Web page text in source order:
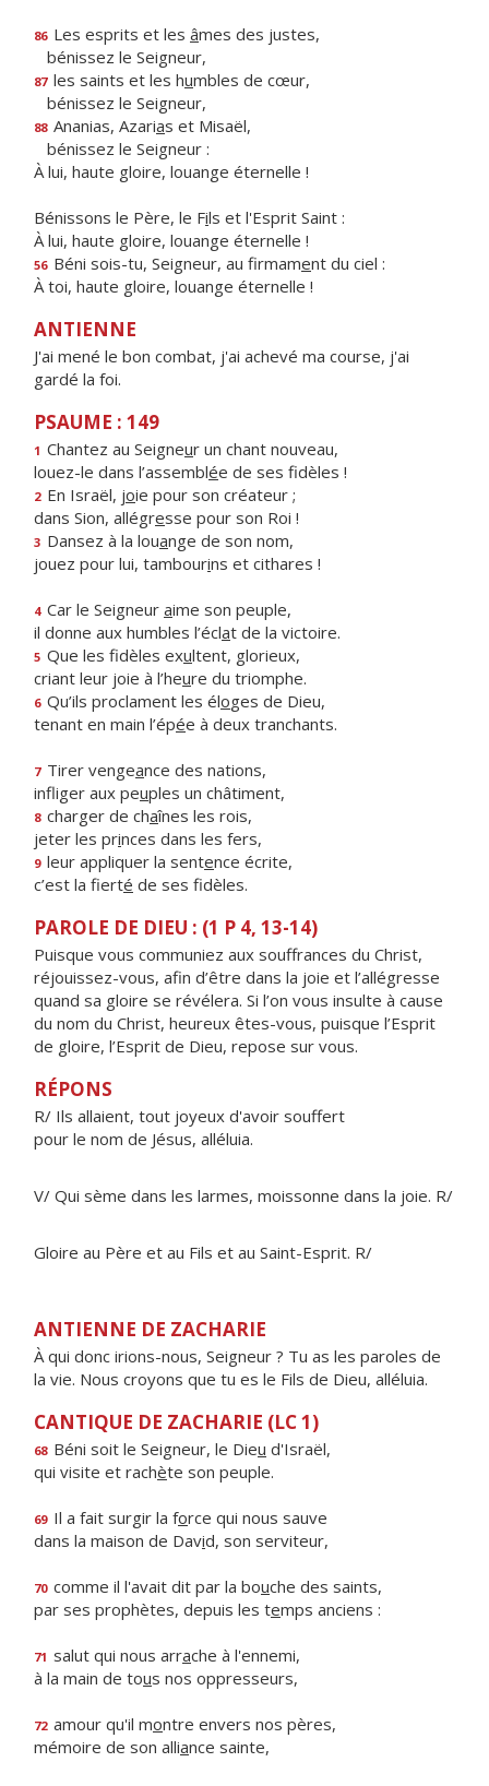
86 Les esprits et les âmes des justes,
bénissez le Seigneur,
87 les saints et les humbles de cœur,
bénissez le Seigneur,
88 Ananias, Azarias et Misaël,
bénissez le Seigneur :
À lui, haute gloire, louange éternelle !
Bénissons le Père, le Fils et l'Esprit Saint :
À lui, haute gloire, louange éternelle !
56 Béni sois-tu, Seigneur, au firmament du ciel :
À toi, haute gloire, louange éternelle !
ANTIENNE
J'ai mené le bon combat, j'ai achevé ma course, j'ai
gardé la foi.
PSAUME : 149
1 Chantez au Seigneur un chant nouveau,
louez-le dans l’assemblée de ses fidèles !
2 En Israël, joie pour son créateur ;
dans Sion, allégresse pour son Roi !
3 Dansez à la louange de son nom,
jouez pour lui, tambourins et cithares !
4 Car le Seigneur aime son peuple,
il donne aux humbles l’éclat de la victoire.
5 Que les fidèles exultent, glorieux,
criant leur joie à l’heure du triomphe.
6 Qu’ils proclament les éloges de Dieu,
tenant en main l’épée à deux tranchants.
7 Tirer vengeance des nations,
infliger aux peuples un châtiment,
8 charger de chaînes les rois,
jeter les princes dans les fers,
9 leur appliquer la sentence écrite,
c’est la fierté de ses fidèles.
PAROLE DE DIEU : (1 P 4, 13-14)
Puisque vous communiez aux souffrances du Christ,
réjouissez-vous, afin d’être dans la joie et l’allégresse
quand sa gloire se révélera. Si l’on vous insulte à cause
du nom du Christ, heureux êtes-vous, puisque l’Esprit
de gloire, l’Esprit de Dieu, repose sur vous.
RÉPONS
R/ Ils allaient, tout joyeux d'avoir souffert
pour le nom de Jésus, alléluia.
V/ Qui sème dans les larmes, moissonne dans la joie. R/
Gloire au Père et au Fils et au Saint-Esprit. R/
ANTIENNE DE ZACHARIE
À qui donc irions-nous, Seigneur ? Tu as les paroles de
la vie. Nous croyons que tu es le Fils de Dieu, alléluia.
CANTIQUE DE ZACHARIE (LC 1)
68 Béni soit le Seigneur, le Dieu d'Israël,
qui visite et rachète son peuple.
69 Il a fait surgir la force qui nous sauve
dans la maison de David, son serviteur,
70 comme il l'avait dit par la bouche des saints,
par ses prophètes, depuis les temps anciens :
71 salut qui nous arrache à l'ennemi,
à la main de tous nos oppresseurs,
72 amour qu'il montre envers nos pères,
mémoire de son alliance sainte,